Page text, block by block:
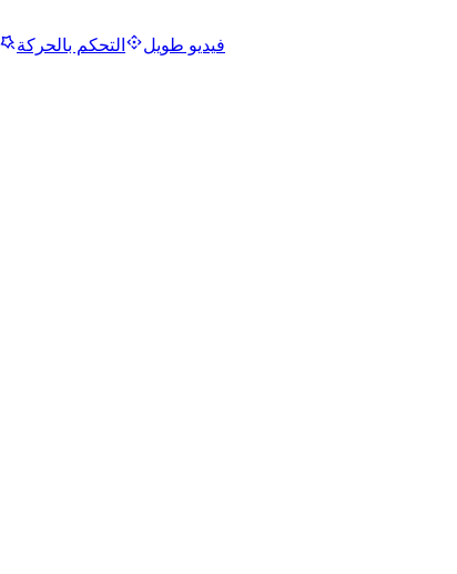
فيديو طويل التحكم بالحركة